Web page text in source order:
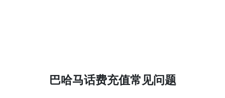
巴哈马话费充值常见问题